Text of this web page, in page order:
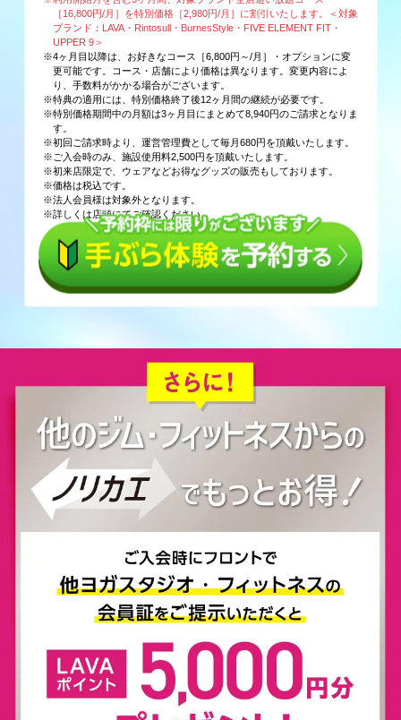
［16,800円/月］を特別価格［2,980円/月］に割引いたします。＜対象
ブランド：LAVA・Rintosull・BurnesStyle・FIVE ELEMENT FIT・
UPPER 9＞
※4ヶ月目以降は、お好きなコース［6,800円～/月］・オプションに変
更可能です。コース・店舗により価格は異なります。変更内容によ
り、手数料がかかる場合がございます。
※特典の適用には、特別価格終了後12ヶ月間の継続が必要です。
※特別価格期間中の月額は3ヶ月目にまとめて8,940円のご請求となりま
す。
※初回ご請求時より、運営管理費として毎月680円を頂戴いたします。
※ご入会時のみ、施設使用料2,500円を頂戴いたします。
※初来店限定で、ウェアなどお得なグッズの販売もしております。
※価格は税込です。
※法人会員様は対象外となります。
※詳しくは店頭にてご確認ください。